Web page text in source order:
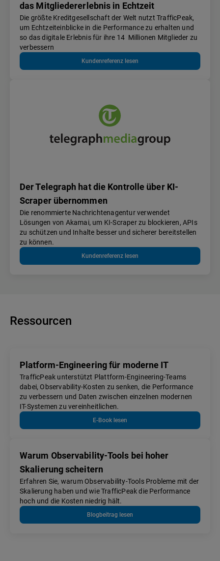
das Mitgliedererlebnis in Echtzeit
Die größte Kreditgesellschaft der Welt nutzt TrafficPeak,
um Echtzeiteinblicke in die Performance zu erhalten und
so das digitale Erlebnis für ihre 14 Millionen Mitglieder zu
verbessern
Kundenreferenz lesen
Der Telegraph hat die Kontrolle über KI-
Scraper übernommen
Die renommierte Nachrichtenagentur verwendet
Lösungen von Akamai, um KI-Scraper zu blockieren, APIs
zu schützen und Inhalte besser und sicherer bereitstellen
zu können.
Kundenreferenz lesen
Ressourcen
Platform-Engineering für moderne IT
TrafficPeak unterstützt Plattform-Engineering-Teams
dabei, Observability-Kosten zu senken, die Performance
zu verbessern und Daten zwischen einzelnen modernen
IT-Systemen zu vereinheitlichen.
E-Book lesen
Warum Observability-Tools bei hoher
Skalierung scheitern
Erfahren Sie, warum Observability-Tools Probleme mit der
Skalierung haben und wie TrafficPeak die Performance
hoch und die Kosten niedrig hält.
Blogbeitrag lesen